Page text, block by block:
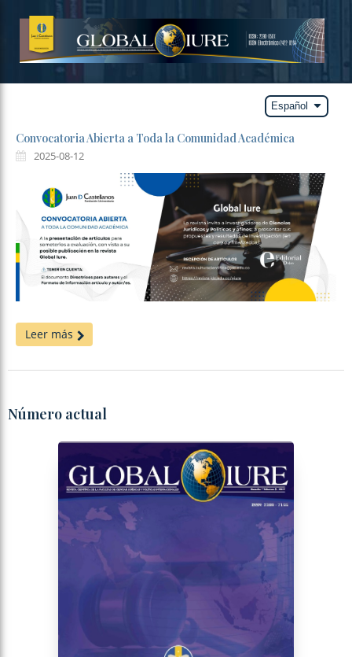
Español arrow_drop_down
Convocatoria Abierta a Toda la Comunidad Académica
2025-08-12
Leer más
Número actual